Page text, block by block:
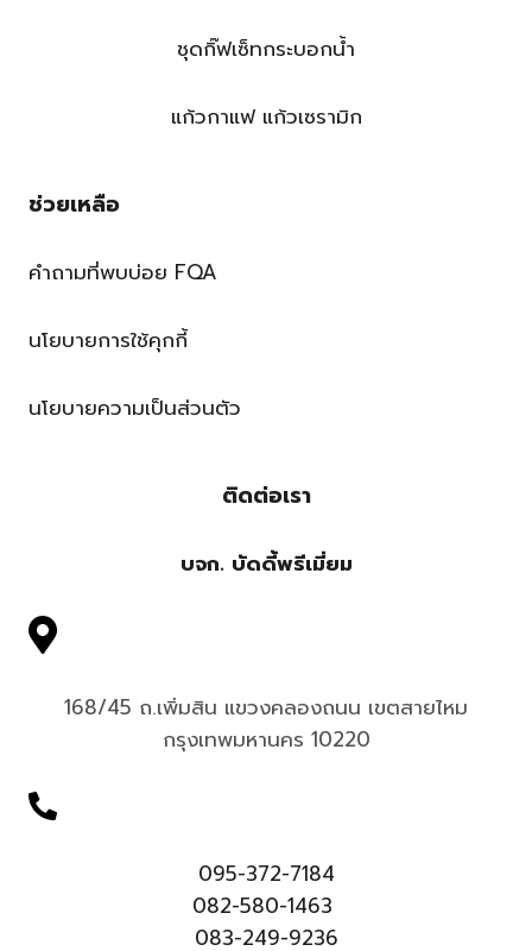
ชุดกิ๊ฟเซ็ทกระบอกน้ำ
แก้วกาแฟ แก้วเซรามิก
ช่วยเหลือ
คำถามที่พบบ่อย FQA
นโยบายการใช้คุกกี้
นโยบายความเป็นส่วนตัว
ติดต่อเรา
บจก. บัดดี้พรีเมี่ยม
168/45 ถ.เพิ่มสิน แขวงคลองถนน เขตสายไหม
กรุงเทพมหานคร 10220
095-372-7184
082-580-1463
083-249-9236